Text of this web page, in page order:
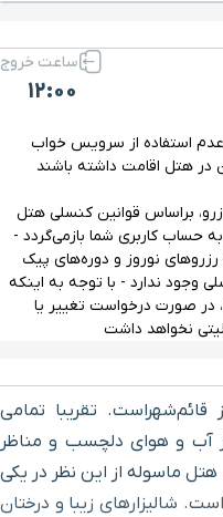
ساعت خروج
12:00
استفاده از سرویس خواب
در هتل اقامت داشته باشند
بر‌اساس قوانین کنسلی هتل
حداکثر تا 7 روز کاری به حساب کاربری شما باز‌می‌گردد -
نوروز و دوره‌های پیک
وجود ندارد - با توجه به اینکه
در صورت درخواست تغییر یا
نخواهد داشت
تقریبا تمامی
آب و هوای دلچسب و مناظر
ماسوله از این نظر در یکی
شالیزارهای زیبا و درختان